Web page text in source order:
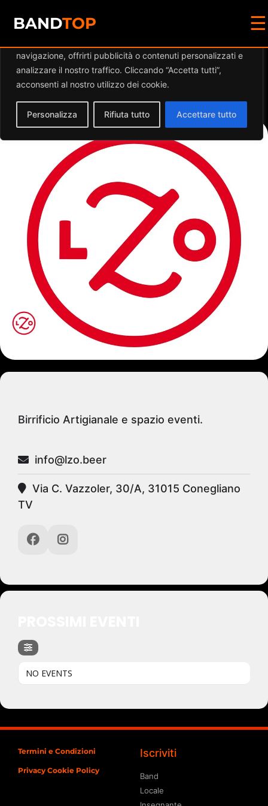
Diamo valore alla tua privacy
navigazione, offrirti pubblicità o contenuti personalizzati e
analizzare il nostro traffico. Cliccando “Accetta tutti”,
acconsenti al nostro utilizzo dei cookie.
Personalizza Rifiuta tutto Accettare tutto
BANDTOP ☰
Events by this
organizer
Birrificio Artigianale e spazio eventi.
info@lzo.beer
Via C. Vazzoler, 30/A, 31015 Conegliano
TV
NO EVENTS
Termini e Condizioni
Privacy Cookie Policy
Iscriviti
Band
Locale